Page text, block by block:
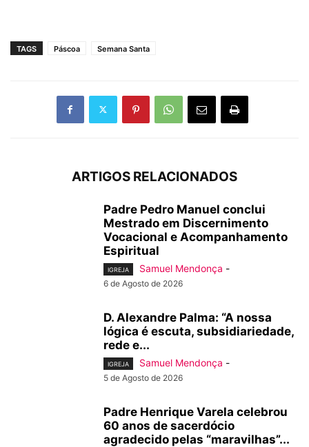
TAGS Páscoa Semana Santa
ARTIGOS RELACIONADOS
Padre Pedro Manuel conclui
Mestrado em Discernimento
Vocacional e Acompanhamento
Espiritual
IGREJA Samuel Mendonça -
6 de Agosto de 2026
D. Alexandre Palma: “A nossa
lógica é escuta, subsidiariedade,
rede e...
IGREJA Samuel Mendonça -
5 de Agosto de 2026
Padre Henrique Varela celebrou
60 anos de sacerdócio
agradecido pelas “maravilhas”...